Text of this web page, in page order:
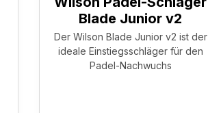
Blade Junior v2
Der Wilson Blade Junior v2 ist der
ideale Einstiegsschläger für den
Padel-Nachwuchs